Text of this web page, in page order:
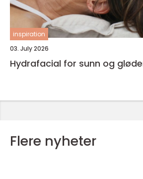
inspiration
03. July 2026
Hydrafacial for sunn og
Flere nyheter